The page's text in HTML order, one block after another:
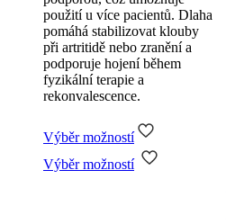
použití u více pacientů. Dlaha
pomáhá stabilizovat klouby
při artritidě nebo zranění a
podporuje hojení během
fyzikální terapie a
rekonvalescence.
Výběr možností
Výběr možností
Tento
produkt